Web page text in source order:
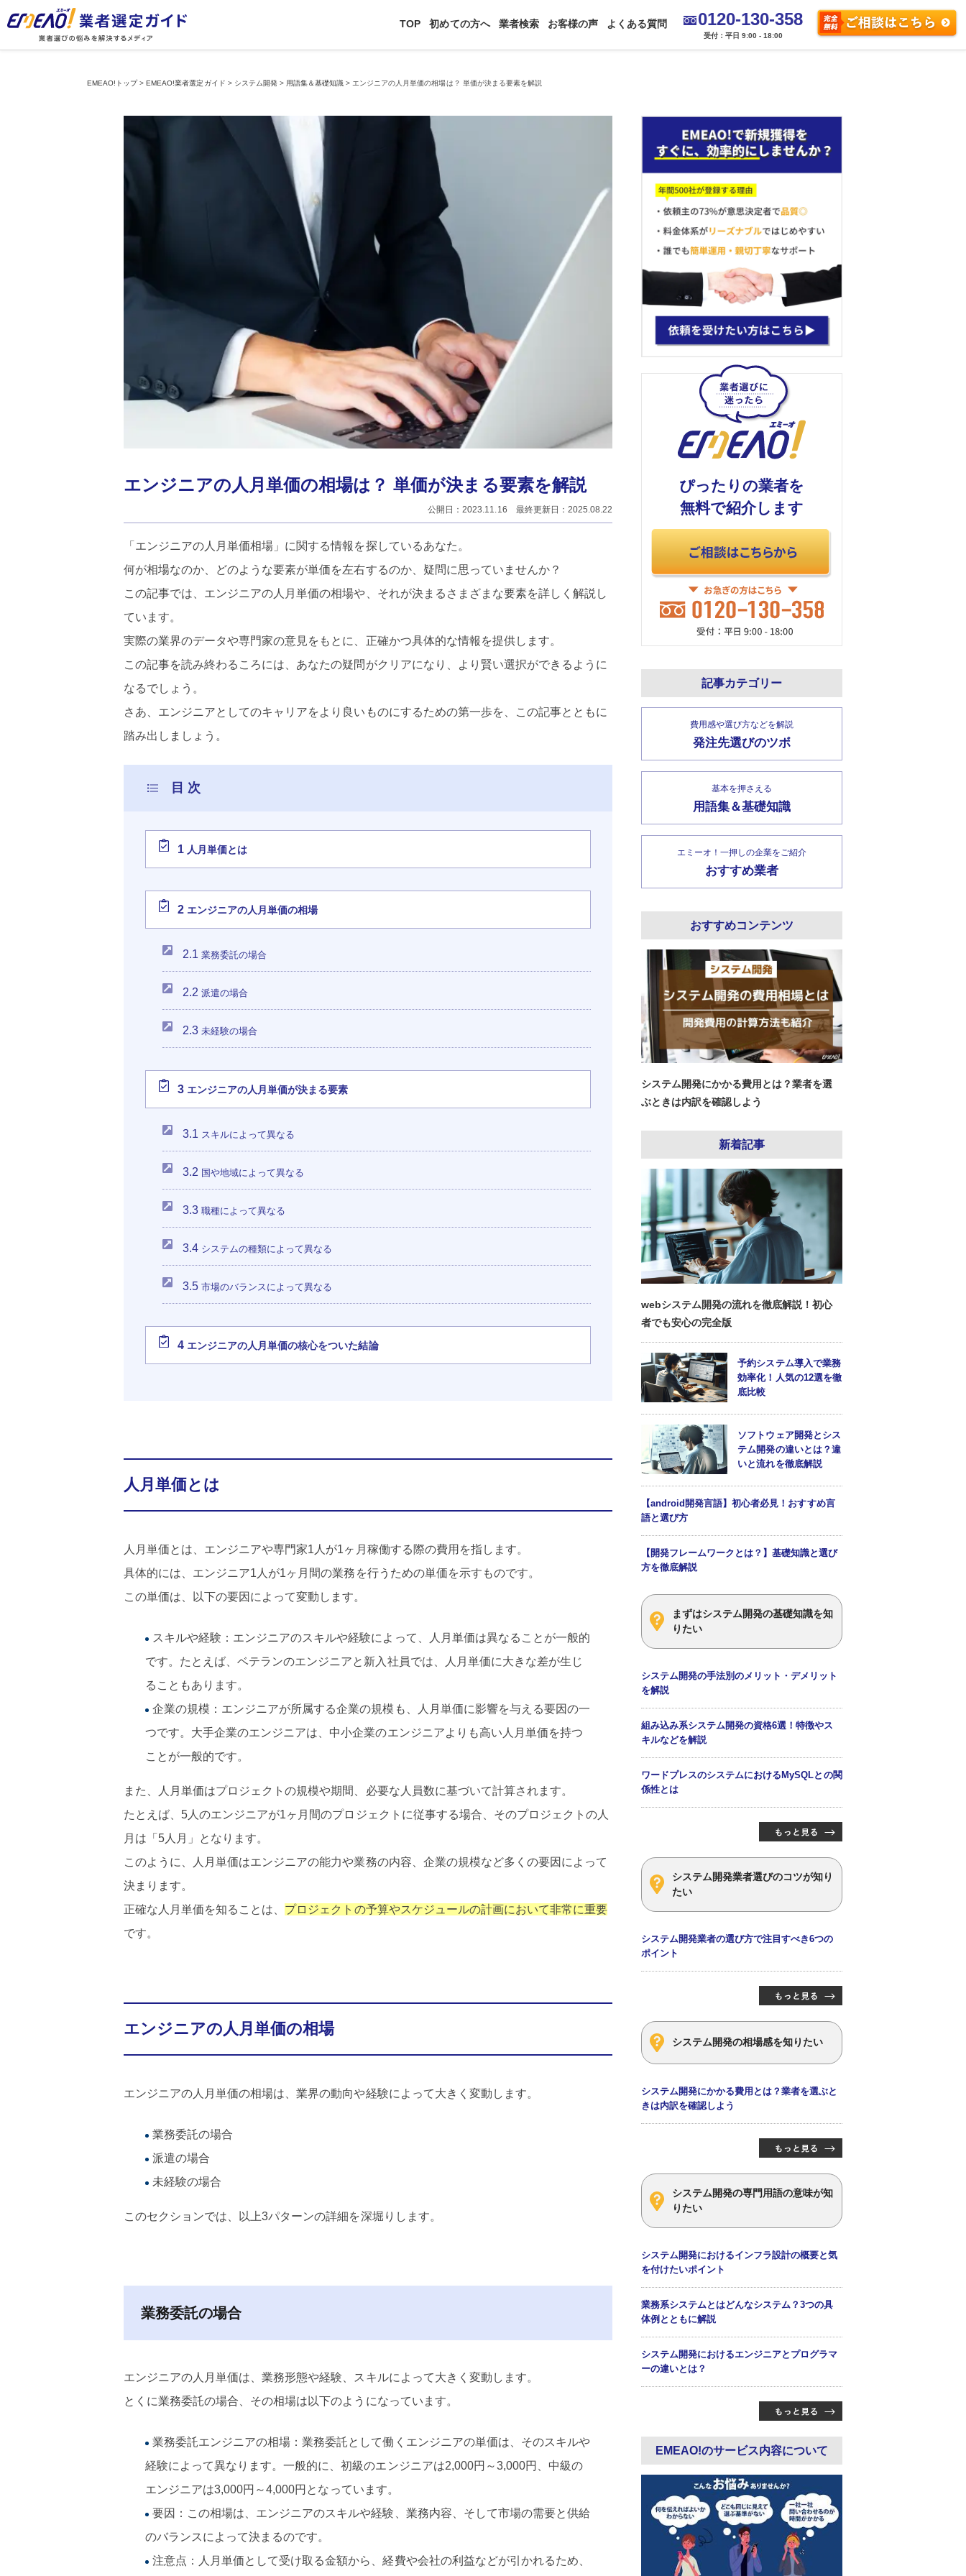
TOP 初めての方へ 業者検索 お客様の声 よくある質問 0120-130-358
受付：平日 9:00 - 18:00
EMEAO!トップ>EMEAO!業者選定ガイド > システム開発> 用語集＆基礎知識 > エンジニアの人月単価の相場は？ 単価が決まる要素を解説
エンジニアの人月単価の相場は？ 単価が決まる要素を解説
公開日：2023.11.16 最終更新日：2025.08.22
「エンジニアの人月単価相場」に関する情報を探しているあなた。
何が相場なのか、どのような要素が単価を左右するのか、疑問に思っていませんか？
この記事では、エンジニアの人月単価の相場や、それが決まるさまざまな要素を詳しく解説し
ています。
実際の業界のデータや専門家の意見をもとに、正確かつ具体的な情報を提供します。
この記事を読み終わるころには、あなたの疑問がクリアになり、より賢い選択ができるように
なるでしょう。
さあ、エンジニアとしてのキャリアをより良いものにするための第一歩を、この記事とともに
踏み出しましょう。
1 人月単価とは
2 エンジニアの人月単価の相場
2.1 業務委託の場合
2.2 派遣の場合
2.3 未経験の場合
3 エンジニアの人月単価が決まる要素
3.1 スキルによって異なる
3.2 国や地域によって異なる
3.3 職種によって異なる
3.4 システムの種類によって異なる
3.5 市場のバランスによって異なる
4 エンジニアの人月単価の核心をついた結論
人月単価とは
人月単価とは、エンジニアや専門家1人が1ヶ月稼働する際の費用を指します。
具体的には、エンジニア1人が1ヶ月間の業務を行うための単価を示すものです。
この単価は、以下の要因によって変動します。
スキルや経験：エンジニアのスキルや経験によって、人月単価は異なることが一般的
です。たとえば、ベテランのエンジニアと新入社員では、人月単価に大きな差が生じ
ることもあります。
企業の規模：エンジニアが所属する企業の規模も、人月単価に影響を与える要因の一
つです。大手企業のエンジニアは、中小企業のエンジニアよりも高い人月単価を持つ
ことが一般的です。
また、人月単価はプロジェクトの規模や期間、必要な人員数に基づいて計算されます。
たとえば、5人のエンジニアが1ヶ月間のプロジェクトに従事する場合、そのプロジェクトの人
月は「5人月」となります。
このように、人月単価はエンジニアの能力や業務の内容、企業の規模など多くの要因によって
決まります。
正確な人月単価を知ることは、 プロジェクトの予算やスケジュールの計画において非常に重要
です。
エンジニアの人月単価の相場
エンジニアの人月単価の相場は、業界の動向や経験によって大きく変動します。
業務委託の場合
派遣の場合
未経験の場合
このセクションでは、以上3パターンの詳細を深堀りします。
業務委託の場合
エンジニアの人月単価は、業務形態や経験、スキルによって大きく変動します。
とくに業務委託の場合、その相場は以下のようになっています。
業務委託エンジニアの相場：業務委託として働くエンジニアの単価は、そのスキルや
経験によって異なります。一般的に、初級のエンジニアは2,000円～3,000円、中級の
エンジニアは3,000円～4,000円となっています。
要因：この相場は、エンジニアのスキルや経験、業務内容、そして市場の需要と供給
のバランスによって決まるのです。
注意点：人月単価として受け取る金額から、経費や会社の利益などが引かれるため、
ぴったりの業者を
無料で紹介します
記事カテゴリー
費用感や選び方などを解説
発注先選びのツボ
基本を押さえる
用語集＆基礎知識
エミーオ！一押しの企業をご紹介
おすすめ業者
おすすめコンテンツ
システム開発にかかる費用とは？業者を選
ぶときは内訳を確認しよう
新着記事
webシステム開発の流れを徹底解説！初心
者でも安心の完全版
予約システム導入で業務
効率化！人気の12選を徹
底比較
ソフトウェア開発とシス
テム開発の違いとは？違
いと流れを徹底解説
【android開発言語】初心者必見！おすすめ言
語と選び方
【開発フレームワークとは？】基礎知識と選び
方を徹底解説
まずはシステム開発の基礎知識を知
りたい
システム開発の手法別のメリット・デメリット
を解説
組み込み系システム開発の資格6選！特徴やス
キルなどを解説
ワードプレスのシステムにおけるMySQLとの関
係性とは
システム開発業者選びのコツが知り
たい
システム開発業者の選び方で注目すべき6つの
ポイント
システム開発の相場感を知りたい
システム開発にかかる費用とは？業者を選ぶと
きは内訳を確認しよう
システム開発の専門用語の意味が知
りたい
システム開発におけるインフラ設計の概要と気
を付けたいポイント
業務系システムとはどんなシステム？3つの具
体例とともに解説
システム開発におけるエンジニアとプログラマ
ーの違いとは？
EMEAO!のサービス内容について